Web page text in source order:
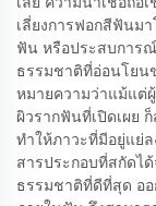
เลี่ยงการฟอกสีฟันมา
ฟัน หรือประสบการ
ธรรมชาติที่อ่อนโยน
หมายความว่าแม้แต่
ผิวรากฟันที่เปิดเผย
ทำให้ภาวะที่มีอยู่แย่ล
สารประกอบที่สกัดไ
ธรรมชาติที่ดีที่สุด อ